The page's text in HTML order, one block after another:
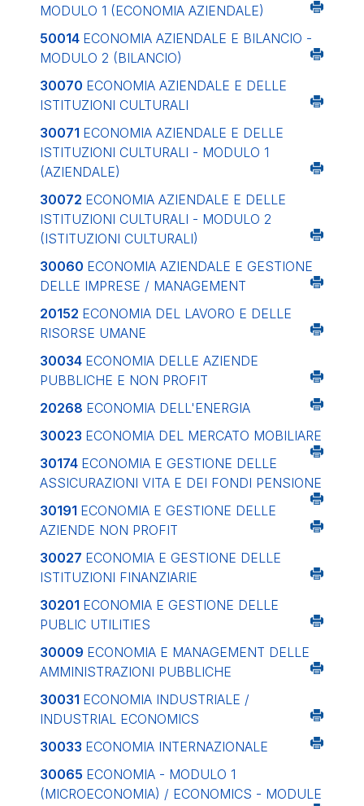
MODULO 1 (ECONOMIA AZIENDALE)
50014 ECONOMIA AZIENDALE E BILANCIO -
MODULO 2 (BILANCIO)
30070 ECONOMIA AZIENDALE E DELLE
ISTITUZIONI CULTURALI
30071 ECONOMIA AZIENDALE E DELLE
ISTITUZIONI CULTURALI - MODULO 1
(AZIENDALE)
30072 ECONOMIA AZIENDALE E DELLE
ISTITUZIONI CULTURALI - MODULO 2
(ISTITUZIONI CULTURALI)
30060 ECONOMIA AZIENDALE E GESTIONE
DELLE IMPRESE / MANAGEMENT
20152 ECONOMIA DEL LAVORO E DELLE
RISORSE UMANE
30034 ECONOMIA DELLE AZIENDE
PUBBLICHE E NON PROFIT
20268 ECONOMIA DELL'ENERGIA
30023 ECONOMIA DEL MERCATO MOBILIARE
30174 ECONOMIA E GESTIONE DELLE
ASSICURAZIONI VITA E DEI FONDI PENSIONE
30191 ECONOMIA E GESTIONE DELLE
AZIENDE NON PROFIT
30027 ECONOMIA E GESTIONE DELLE
ISTITUZIONI FINANZIARIE
30201 ECONOMIA E GESTIONE DELLE
PUBLIC UTILITIES
30009 ECONOMIA E MANAGEMENT DELLE
AMMINISTRAZIONI PUBBLICHE
30031 ECONOMIA INDUSTRIALE /
INDUSTRIAL ECONOMICS
30033 ECONOMIA INTERNAZIONALE
30065 ECONOMIA - MODULO 1
(MICROECONOMIA) / ECONOMICS - MODULE